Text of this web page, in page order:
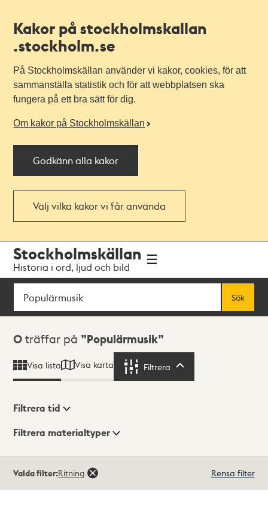
Kakor på stockholmskallan
.stockholm.se
På Stockholmskällan använder vi kakor, cookies, för att
sammanställa statistik och för att webbplatsen ska
fungera på ett bra sätt för dig.
Om kakor på Stockholmskällan
Godkänn alla kakor
Välj vilka kakor vi får använda
navigationen
huvudinnehållet
Stockholmskällan
Historia i ord, ljud och bild
Sök
Sök
Sökresultat
0 träffar på Populärmusik
Visa lista Visa karta Filtrera
Visningsläge
Filtrera tid
Filtrera materialtyper
träffar
Valda filter:Ritning Rensa filter